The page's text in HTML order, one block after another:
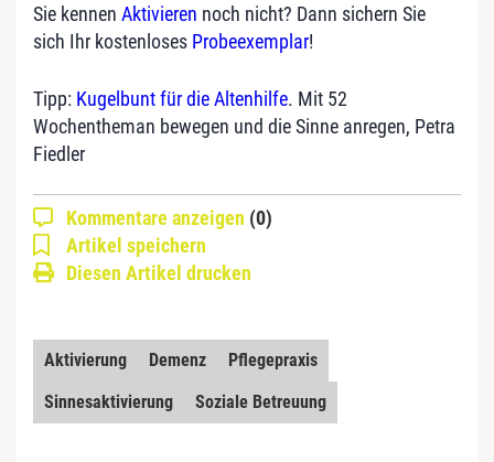
Sie kennen Aktivieren noch nicht? Dann sichern Sie
sich Ihr kostenloses Probeexemplar!
Tipp: Kugelbunt für die Altenhilfe. Mit 52
Wochentheman bewegen und die Sinne anregen, Petra
Fiedler
Kommentare anzeigen (0)
Artikel speichern
Diesen Artikel drucken
Aktivierung Demenz
Pflegepraxis
Sinnesaktivierung
Soziale Betreuung